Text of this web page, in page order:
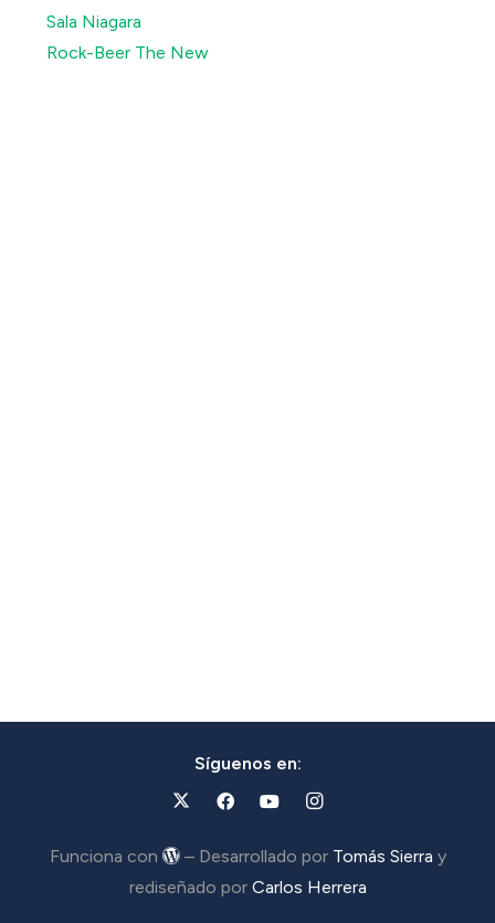
Sala Niagara
Rock-Beer The New
Síguenos en:
Funciona con – Desarrollado por Tomás Sierra y
rediseñado por Carlos Herrera